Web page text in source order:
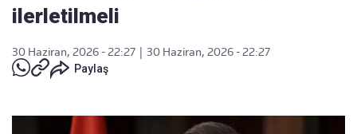
ilerletilmeli
30 Haziran, 2026 - 22:27
30 Haziran, 2026 - 22:27
Paylaş